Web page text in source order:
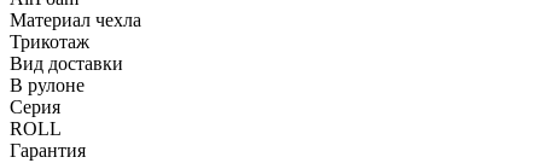
Материал чехла
Трикотаж
Вид доставки
В рулоне
Серия
ROLL
Гарантия